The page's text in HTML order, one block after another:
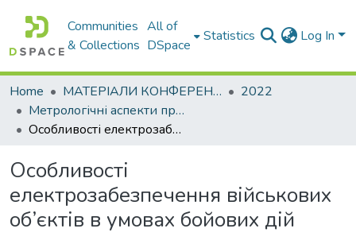
Communities
& Collections
All of
DSpace
Statistics Log In
Home МАТЕРІАЛИ КОНФЕРЕНЦІЙ
2022
Метрологічні аспекти прийняття рішень в умовах роботи на техногенно небезпечних об’єктах
Особливості електрозабезпечення військових об’єктів в умовах бойових дій
Особливості
електрозабезпечення військових
об’єктів в умовах бойових дій